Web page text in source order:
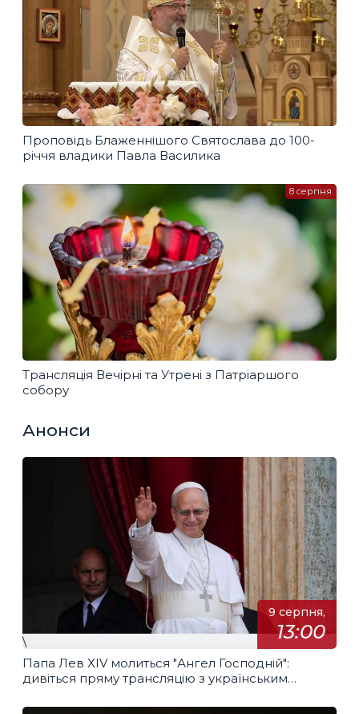
Проповідь Блаженнішого Святослава до 100-
річчя владики Павла Василика
Трансляція Вечірні та Утрені з Патріаршого
собору
8 серпня
Анонси
9 серпня,
13:00
\
Папа Лев XIV молиться "Ангел Господній":
дивіться пряму трансляцію з українським